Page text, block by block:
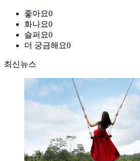
좋아요0
화나요0
슬퍼요0
더 궁금해요0
최신뉴스